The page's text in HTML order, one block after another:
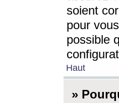
soient
pour
possible
Haut
»